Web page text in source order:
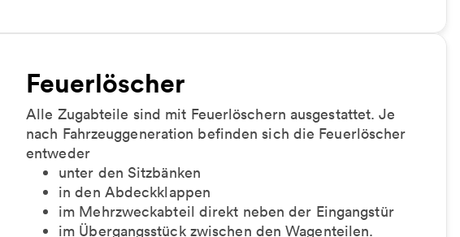
Feuerlöscher
Alle Zugabteile sind mit Feuerlöschern ausgestattet. Je
nach Fahrzeuggeneration befinden sich die Feuerlöscher
entweder
unter den Sitzbänken
in den Abdeckklappen
im Mehrzweckabteil direkt neben der Eingangstür
im Übergangsstück zwischen den Wagenteilen.